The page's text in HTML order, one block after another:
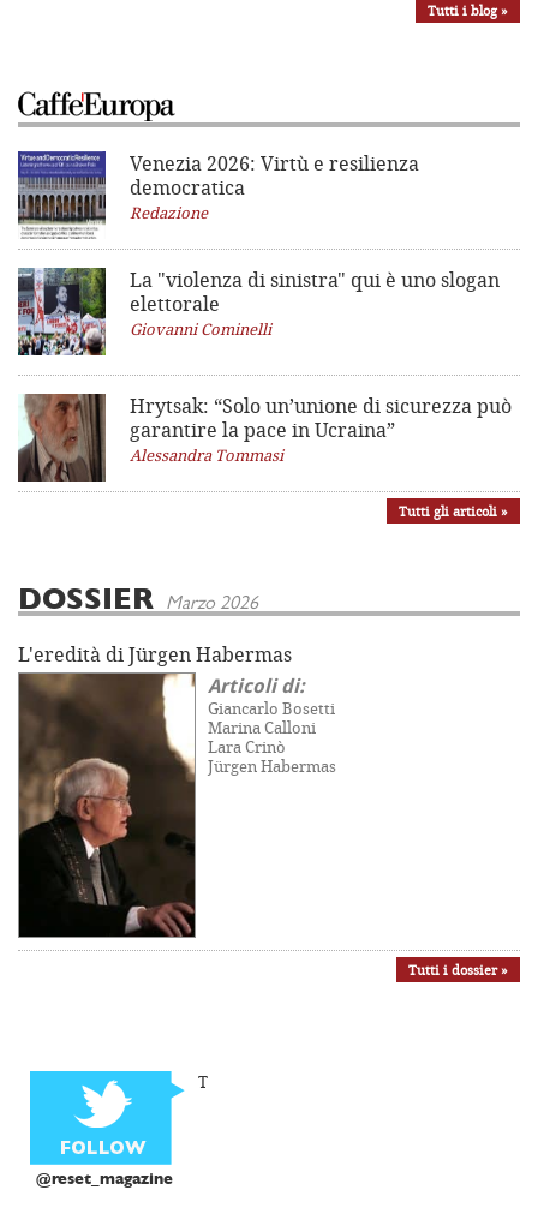
Tutti i blog »
Venezia 2026: Virtù e resilienza
democratica
Redazione
La "violenza di sinistra" qui è uno slogan
elettorale
Giovanni Cominelli
Hrytsak: “Solo un’unione di sicurezza può
garantire la pace in Ucraina”
Alessandra Tommasi
Tutti gli articoli »
DOSSIER Marzo 2026
L'eredità di Jürgen Habermas
Articoli di:
Giancarlo Bosetti
Marina Calloni
Lara Crinò
Jürgen Habermas
Tutti i dossier »
@reset_magazine
T